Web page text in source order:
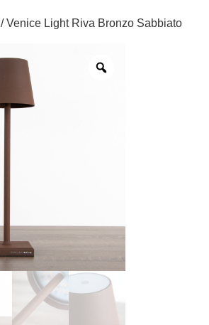
/ Venice Light Riva Bronzo Sabbiato